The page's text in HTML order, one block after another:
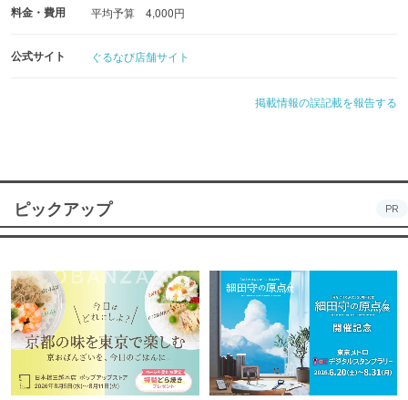
料金・費用 平均予算 4,000円
公式サイト ぐるなび店舗サイト
掲載情報の誤記載を報告する
ピックアップ PR